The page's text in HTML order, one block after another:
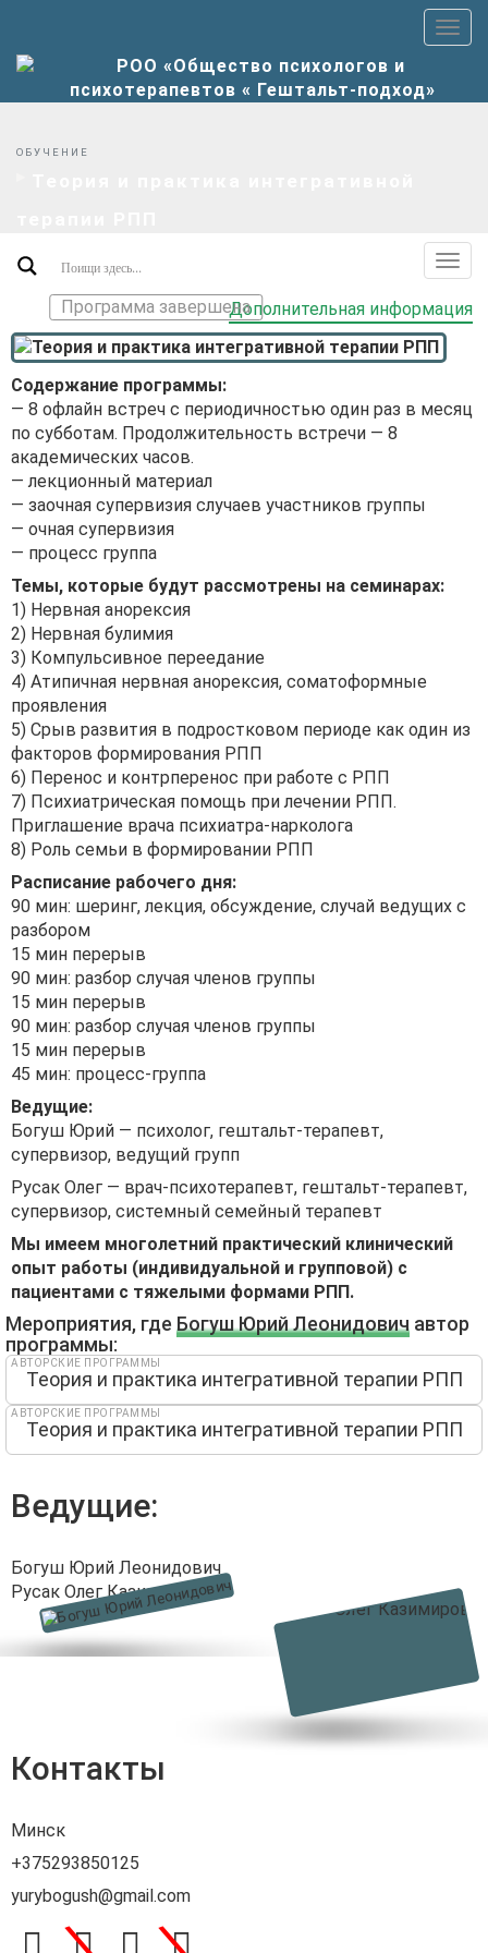
ОБУЧЕНИЕ
Программа завершенаДополнительная информация
Содержание программы:
— 8 офлайн встреч с периодичностью один раз в месяц
по субботам. Продолжительность встречи — 8
академических часов.
— лекционный материал
— заочная супервизия случаев участников группы
— очная супервизия
— процесс группа
Темы, которые будут рассмотрены на семинарах:
1) Нервная анорексия
2) Нервная булимия
3) Компульсивное переедание
4) Атипичная нервная анорексия, соматоформные
проявления
5) Срыв развития в подростковом периоде как один из
факторов формирования РПП
6) Перенос и контрперенос при работе с РПП
7) Психиатрическая помощь при лечении РПП.
Приглашение врача психиатра-нарколога
8) Роль семьи в формировании РПП
Расписание рабочего дня:
90 мин: шеринг, лекция, обсуждение, случай ведущих с
разбором
15 мин перерыв
90 мин: разбор случая членов группы
15 мин перерыв
90 мин: разбор случая членов группы
15 мин перерыв
45 мин: процесс-группа
Ведущие:
Богуш Юрий — психолог, гештальт-терапевт,
супервизор, ведущий групп
Русак Олег — врач-психотерапевт, гештальт-терапевт,
супервизор, системный семейный терапевт
Мы имеем многолетний практический клинический
опыт работы (индивидуальной и групповой) с
пациентами с тяжелыми формами РПП.
Мероприятия, где Богуш Юрий Леонидович автор
программы:
Теория и прaктика интегративной терaпии РПП
АВТОРСКИЕ ПРОГРАММЫ
Теория и практика интегративной терапии РПП
АВТОРСКИЕ ПРОГРАММЫ
Ведущие:
Богуш Юрий Леонидович
Русак Олег Казимирович
Контакты
Минск
+375293850125
yurybogush@gmail.com